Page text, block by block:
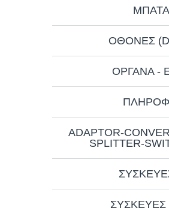
ΟΘΟΝΕΣ
ΟΡΓΑΝΑ -
ADAPTOR-
SPLITTER-
ΣΥΣΚΕΥΕΣ